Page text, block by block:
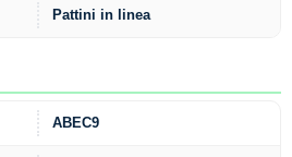
Pattini in linea
ABEC9